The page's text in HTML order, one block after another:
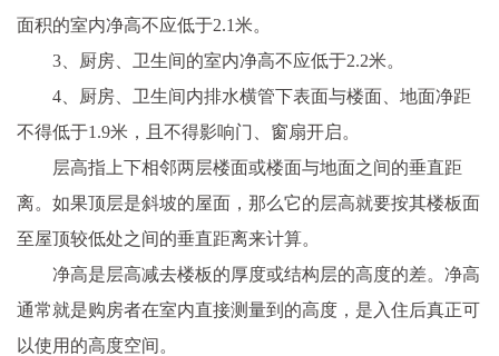
面积的室内净高不应低于2.1米。
3、厨房、卫生间的室内净高不应低于2.2米。
4、厨房、卫生间内排水横管下表面与楼面、地面净距
不得低于1.9米，且不得影响门、窗扇开启。
层高指上下相邻两层楼面或楼面与地面之间的垂直距
离。如果顶层是斜坡的屋面，那么它的层高就要按其楼板面
至屋顶较低处之间的垂直距离来计算。
净高是层高减去楼板的厚度或结构层的高度的差。净高
通常就是购房者在室内直接测量到的高度，是入住后真正可
以使用的高度空间。